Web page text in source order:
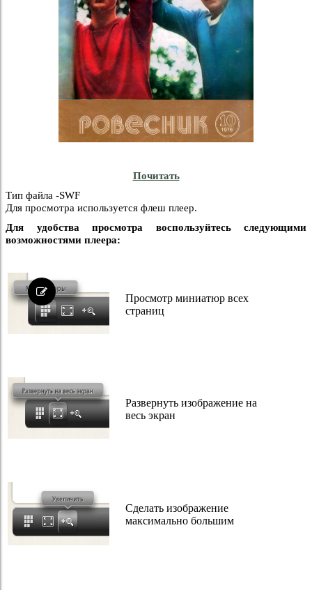
Почитать
Тип файла -SWF
Для просмотра используется флеш плеер.
Для удобства просмотра воспользуйтесь следующими
возможностями плеера:
Просмотр миниатюр всех
страниц
Развернуть изображение на
весь экран
Сделать изображение
максимально большим